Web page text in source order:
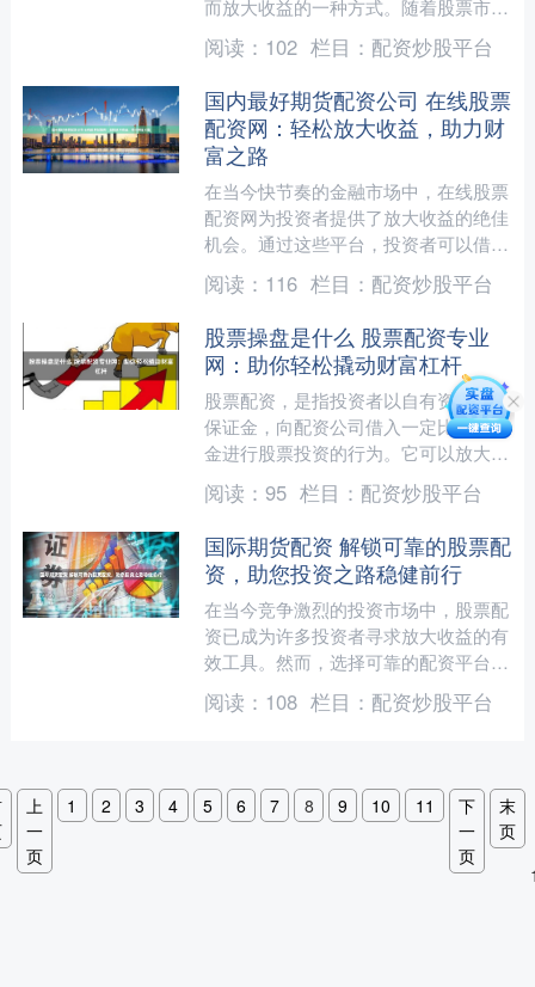
而放大收益的一种方式。随着股票市场
的火热，股票配资也受到越来越多投资
者的青睐。为了方便投资者....
阅读： 102 栏目： 配资炒股平台
国内最好期货配资公司 在线股票
配资网：轻松放大收益，助力财
富之路
在当今快节奏的金融市场中，在线股票
配资网为投资者提供了放大收益的绝佳
机会。通过这些平台，投资者可以借用
资金来增加其投资组合的规模，从而获
得更高的潜在回报。 * ....
阅读： 116 栏目： 配资炒股平台
股票操盘是什么 股票配资专业
网：助你轻松撬动财富杠杆
股票配资，是指投资者以自有资金作为
保证金，向配资公司借入一定比例的资
金进行股票投资的行为。它可以放大投
资者的资金规模，从而提高投资收益。
我们的平台拥有经验丰富....
阅读： 95 栏目： 配资炒股平台
国际期货配资 解锁可靠的股票配
资，助您投资之路稳健前行
在当今竞争激烈的投资市场中，股票配
资已成为许多投资者寻求放大收益的有
效工具。然而，选择可靠的配资平台至
关重要，以确保您的投资安全无虞。
此外，股配资平台还提供了....
阅读： 108 栏目： 配资炒股平台
上
一
页
1 2 3 4 5 6 7 8 9 10 11
下
一
页
末
页